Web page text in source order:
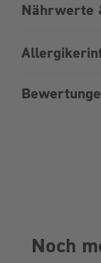
Nährwerte
Noch